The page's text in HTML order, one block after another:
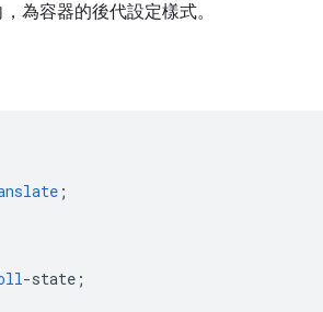
為容器的後代設定樣式。
;
-state ;